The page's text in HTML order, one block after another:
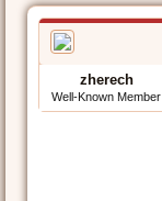
zherech
Well-Known Member